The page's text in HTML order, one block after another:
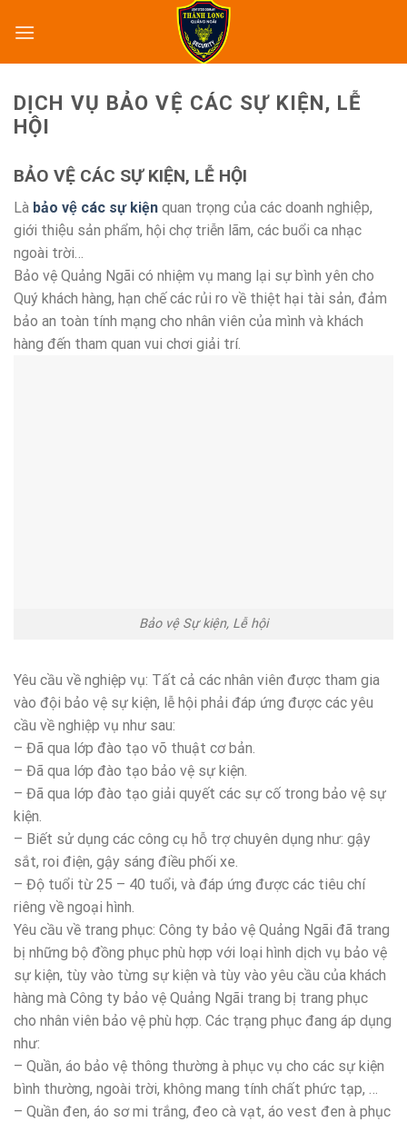
DỊCH VỤ BẢO VỆ CÁC SỰ KIỆN, LỄ
HỘI
BẢO VỆ CÁC SỰ KIỆN, LỄ HỘI
Là bảo vệ các sự kiện quan trọng của các doanh nghiệp,
giới thiệu sản phẩm, hội chợ triễn lãm, các buổi ca nhạc
ngoài trời…
Bảo vệ Quảng Ngãi có nhiệm vụ mang lại sự bình yên cho
Quý khách hàng, hạn chế các rủi ro về thiệt hại tài sản, đảm
bảo an toàn tính mạng cho nhân viên của mình và khách
hàng đến tham quan vui chơi giải trí.
Bảo vệ Sự kiện, Lễ hội
Yêu cầu về nghiệp vụ: Tất cả các nhân viên được tham gia
vào đội bảo vệ sự kiện, lễ hội phải đáp ứng được các yêu
cầu về nghiệp vụ như sau:
– Đã qua lớp đào tạo võ thuật cơ bản.
– Đã qua lớp đào tạo bảo vệ sự kiện.
– Đã qua lớp đào tạo giải quyết các sự cố trong bảo vệ sự
kiện.
– Biết sử dụng các công cụ hỗ trợ chuyên dụng như: gậy
sắt, roi điện, gậy sáng điều phối xe.
– Độ tuổi từ 25 – 40 tuổi, và đáp ứng được các tiêu chí
riêng về ngoại hình.
Yêu cầu về trang phục: Công ty bảo vệ Quảng Ngãi đã trang
bị những bộ đồng phục phù hợp với loại hình dịch vụ bảo vệ
sự kiện, tùy vào từng sự kiện và tùy vào yêu cầu của khách
hàng mà Công ty bảo vệ Quảng Ngãi trang bị trang phục
cho nhân viên bảo vệ phù hợp. Các trạng phục đang áp dụng
như:
– Quần, áo bảo vệ thông thường à phục vụ cho các sự kiện
bình thường, ngoài trời, không mang tính chất phức tạp, …
– Quần đen, áo sơ mi trắng, đeo cà vạt, áo vest đen à phục